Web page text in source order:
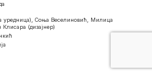
уредница), Соња Веселиновић, Милица
(дизајнер)